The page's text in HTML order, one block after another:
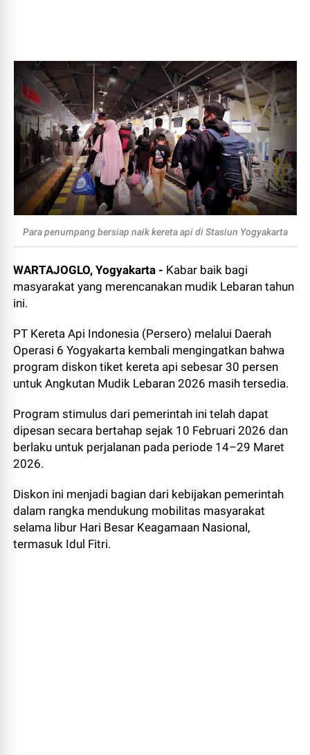
Para penumpang bersiap naik kereta api di Stasiun Yogyakarta
WARTAJOGLO, Yogyakarta - Kabar baik bagi
masyarakat yang merencanakan mudik Lebaran tahun
ini.
PT Kereta Api Indonesia (Persero) melalui Daerah
Operasi 6 Yogyakarta kembali mengingatkan bahwa
program diskon tiket kereta api sebesar 30 persen
untuk Angkutan Mudik Lebaran 2026 masih tersedia.
Program stimulus dari pemerintah ini telah dapat
dipesan secara bertahap sejak 10 Februari 2026 dan
berlaku untuk perjalanan pada periode 14–29 Maret
2026.
Diskon ini menjadi bagian dari kebijakan pemerintah
dalam rangka mendukung mobilitas masyarakat
selama libur Hari Besar Keagamaan Nasional,
termasuk Idul Fitri.